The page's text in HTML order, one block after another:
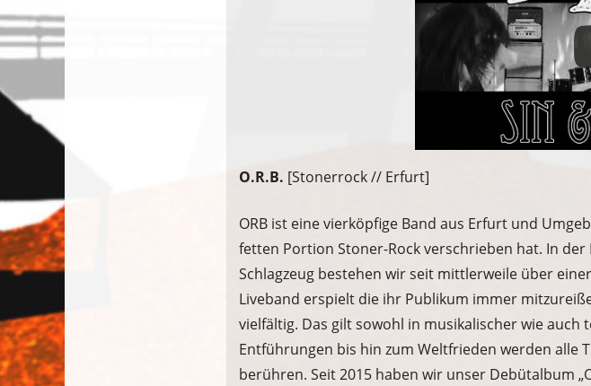
O.R.B. [Stonerrock // Erfurt]
ORB ist eine vierköpfige Band aus Erfurt und
fetten Portion Stoner-Rock verschrieben hat. In
Schlagzeug bestehen wir seit mittlerweile über
Liveband erspielt die ihr Publikum immer
vielfältig. Das gilt sowohl in musikalischer wie
Entführungen bis hin zum Weltfrieden werden alle
berühren. Seit 2015 haben wir unser Debütalbum